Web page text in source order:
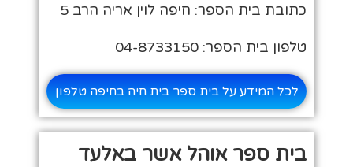
כתובת בית הספר: חיפה לוין אריה הרב 5
טלפון בית הספר: 04-8733150
לכל המידע על בית ספר בית חיה בחיפה טלפון
בית ספר אוהל אשר באלעד